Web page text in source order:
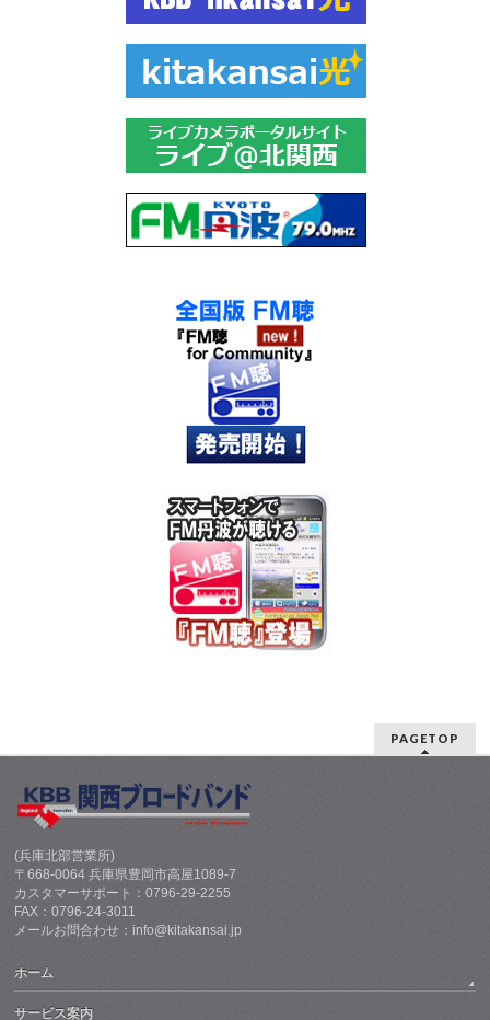
PAGETOP
(兵庫北部営業所)
〒668-0064 兵庫県豊岡市高屋1089-7
カスタマーサポート：0796-29-2255
FAX：0796-24-3011
メールお問合わせ：info@kitakansai.jp
ホーム
サービス案内